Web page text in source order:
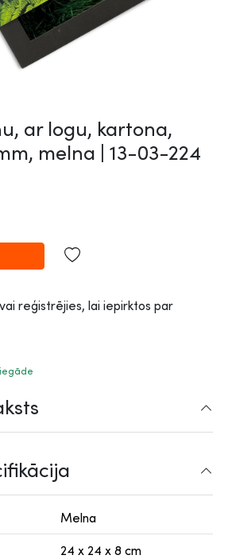
ar logu, kartona,
melna | 13-03-224
reģistrējies, lai iepirktos par
Melna
24 x 24 x 8 cm